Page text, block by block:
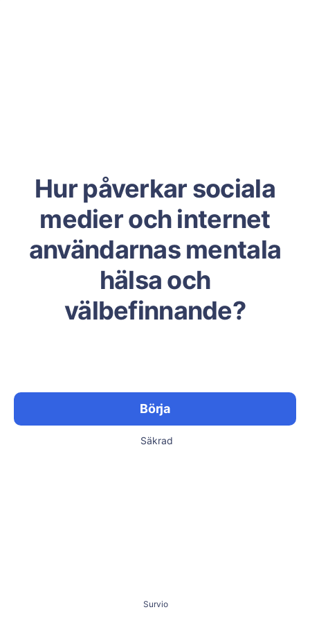
Hur påverkar sociala
medier och internet
användarnas mentala
hälsa och
välbefinnande?
Börja
Säkrad
Survio